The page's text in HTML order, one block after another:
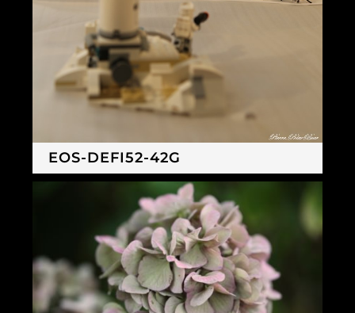
EOS-DEFI52-42G